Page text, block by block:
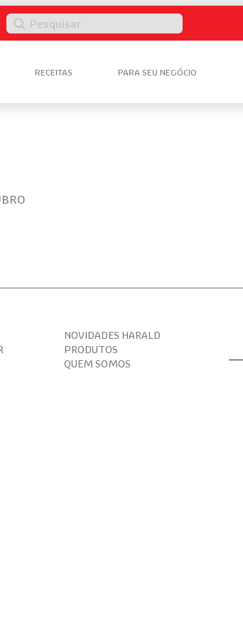
Pesquisar
RECEITAS PARA SEU NEGÓCIO
NOVIDADES HARALD
PRODUTOS
QUEM SOMOS